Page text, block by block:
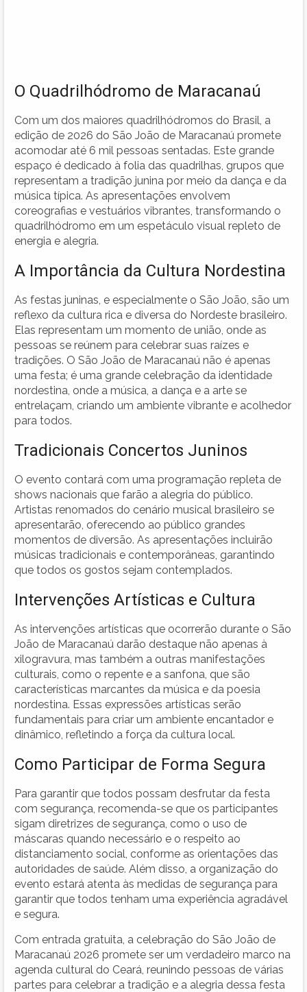
O Quadrilhódromo de Maracanaú
Com um dos maiores quadrilhódromos do Brasil, a
edição de 2026 do São João de Maracanaú promete
acomodar até 6 mil pessoas sentadas. Este grande
espaço é dedicado à folia das quadrilhas, grupos que
representam a tradição junina por meio da dança e da
música típica. As apresentações envolvem
coreografias e vestuários vibrantes, transformando o
quadrilhódromo em um espetáculo visual repleto de
energia e alegria.
A Importância da Cultura Nordestina
As festas juninas, e especialmente o São João, são um
reflexo da cultura rica e diversa do Nordeste brasileiro.
Elas representam um momento de união, onde as
pessoas se reúnem para celebrar suas raízes e
tradições. O São João de Maracanaú não é apenas
uma festa; é uma grande celebração da identidade
nordestina, onde a música, a dança e a arte se
entrelaçam, criando um ambiente vibrante e acolhedor
para todos.
Tradicionais Concertos Juninos
O evento contará com uma programação repleta de
shows nacionais que farão a alegria do público.
Artistas renomados do cenário musical brasileiro se
apresentarão, oferecendo ao público grandes
momentos de diversão. As apresentações incluirão
músicas tradicionais e contemporâneas, garantindo
que todos os gostos sejam contemplados.
Intervenções Artísticas e Cultura
As intervenções artísticas que ocorrerão durante o São
João de Maracanaú darão destaque não apenas à
xilogravura, mas também a outras manifestações
culturais, como o repente e a sanfona, que são
características marcantes da música e da poesia
nordestina. Essas expressões artísticas serão
fundamentais para criar um ambiente encantador e
dinâmico, refletindo a força da cultura local.
Como Participar de Forma Segura
Para garantir que todos possam desfrutar da festa
com segurança, recomenda-se que os participantes
sigam diretrizes de segurança, como o uso de
máscaras quando necessário e o respeito ao
distanciamento social, conforme as orientações das
autoridades de saúde. Além disso, a organização do
evento estará atenta às medidas de segurança para
garantir que todos tenham uma experiência agradável
e segura.
Com entrada gratuita, a celebração do São João de
Maracanaú 2026 promete ser um verdadeiro marco na
agenda cultural do Ceará, reunindo pessoas de várias
partes para celebrar a tradição e a alegria dessa festa